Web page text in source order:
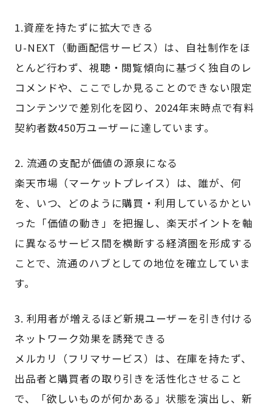
1.資産を持たずに拡大できる
U-NEXT（動画配信サービス）は、自社制作をほ
とんど行わず、視聴・閲覧傾向に基づく独自のレ
コメンドや、ここでしか見ることのできない限定
コンテンツで差別化を図り、2024年末時点で有料
契約者数450万ユーザーに達しています。
2. 流通の支配が価値の源泉になる
楽天市場（マーケットプレイス）は、誰が、何
を、いつ、どのように購買・利用しているかとい
った「価値の動き」を把握し、楽天ポイントを軸
に異なるサービス間を横断する経済圏を形成する
ことで、流通のハブとしての地位を確立していま
す。
3. 利用者が増えるほど新規ユーザーを引き付ける
ネットワーク効果を誘発できる
メルカリ（フリマサービス）は、在庫を持たず、
出品者と購買者の取り引きを活性化させること
で、「欲しいものが何かある」状態を演出し、新